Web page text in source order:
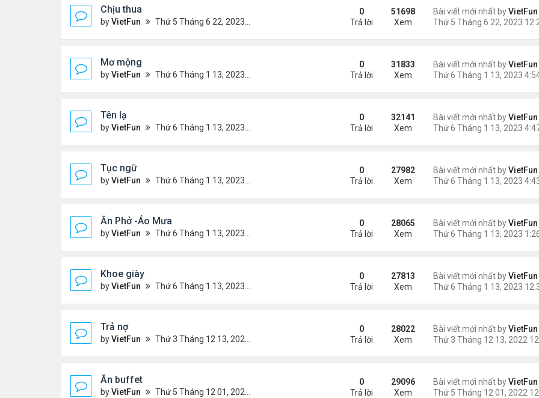
Chịu thua
byVietFun Thứ 5 Tháng 6 22, 2023 12:26 pm
Bài viết mới nhất byVietFun
0
Trả lời
51698
Xem
Mơ mộng
byVietFun Thứ 6 Tháng 1 13, 2023 4:54 pm
Bài viết mới nhất byVietFun
0
Trả lời
31833
Xem
Tên lạ
byVietFun Thứ 6 Tháng 1 13, 2023 4:47 pm
Bài viết mới nhất byVietFun
0
Trả lời
32141
Xem
Tục ngữ
byVietFun Thứ 6 Tháng 1 13, 2023 4:43 pm
Bài viết mới nhất byVietFun
0
Trả lời
27982
Xem
Ăn Phở -Áo Mưa
byVietFun Thứ 6 Tháng 1 13, 2023 1:26 pm
Bài viết mới nhất byVietFun
0
Trả lời
28065
Xem
Khoe giày
byVietFun Thứ 6 Tháng 1 13, 2023 12:30 pm
Bài viết mới nhất byVietFun
0
Trả lời
27813
Xem
Trả nợ
byVietFun Thứ 3 Tháng 12 13, 2022 12:44 pm
Bài viết mới nhất byVietFun
0
Trả lời
28022
Xem
Ăn buffet
byVietFun Thứ 5 Tháng 12 01, 2022 12:22 pm
Bài viết mới nhất byVietFun
0
Trả lời
29096
Xem